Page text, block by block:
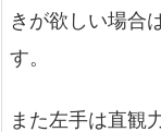
きが欲しい場合
す。
また左手は直観